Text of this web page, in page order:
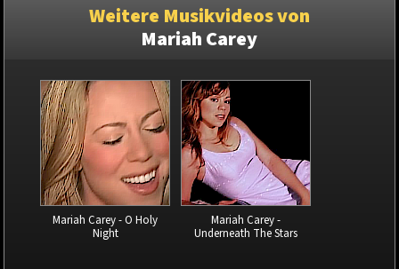
Weitere Musikvideos von
Mariah Carey
Mariah Carey - O Holy
Night
Mariah Carey -
Underneath The Stars